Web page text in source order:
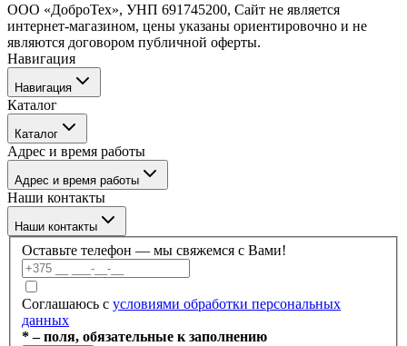
ООО «ДоброТех», УНП 691745200, Cайт не является
интернет-магазином, цены указаны ориентировочно и не
являются договором публичной оферты.
Навигация
Навигация
Бренды
О компании
Покупателю
Контакты
Блог
Каталог
Каталог
Каталог
Услуги
Адрес и время работы
Адрес и время работы
г. Минск, ул. Филимонова 55/3, каб 309а
Пн–Пт: 09:00–17:30
Наши контакты
Наши контакты
+375 (17) 336-59-98
Оставьте телефон — мы свяжемся с Вами!
Соглашаюсь с условиями обработки персональных
данных
* – поля, обязательные к заполнению